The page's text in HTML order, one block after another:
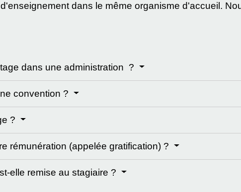
dans le même organisme d'accueil.
dans une administration ?
convention ?
?
rémunération (appelée gratification) ?
elle remise au stagiaire ?